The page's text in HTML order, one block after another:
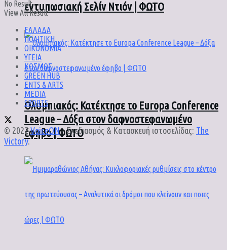
εντυπωσιακή Σελίν Ντιόν | ΦΩΤΟ
Ολυμπιακός: Κατέκτησε το Europa Conference
League – Δόξα στον δαφνοστεφανωμένο
έφηβο | ΦΩΤΟ
No Result
View All Result
ΕΛΛΑΔΑ
ΠΟΛΙΤΙΚΗ
ΟΙΚΟΝΟΜΙΑ
ΥΓΕΙΑ
ΚΟΣΜΟΣ
GREEN HUB
ENTS & ARTS
MEDIA
SPORTS
© 2022VoiceON- Σχεδιασμός & Κατασκευή ιστοσελίδας: The
Victory.